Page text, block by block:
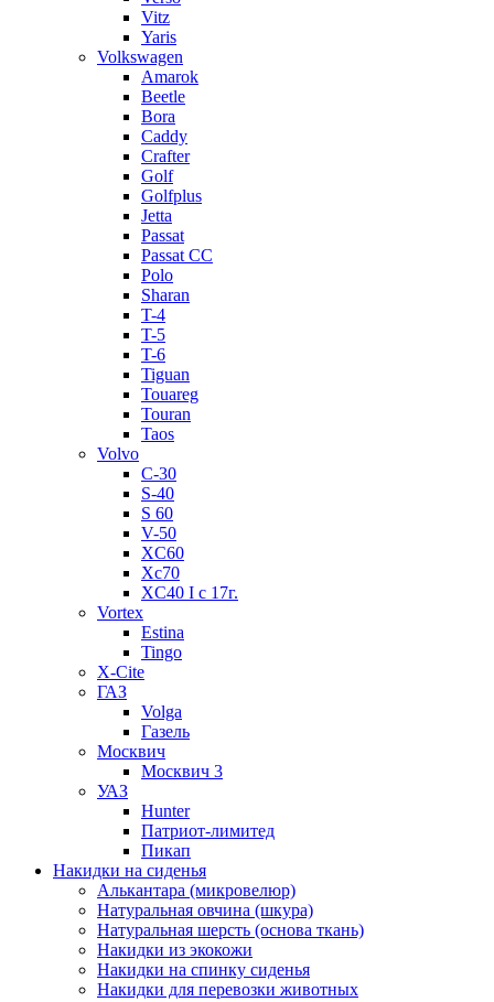
Vitz
Yaris
Volkswagen
Amarok
Beetle
Bora
Caddy
Crafter
Golf
Golfplus
Jetta
Passat
Passat CC
Polo
Sharan
T-4
T-5
T-6
Tiguan
Touareg
Touran
Taos
Volvo
C-30
S-40
S 60
V-50
XC60
Xc70
XC40 I c 17г.
Vortex
Estina
Tingo
X-Cite
ГАЗ
Volga
Газель
Москвич
Москвич 3
УАЗ
Hunter
Патриот-лимитед
Пикап
Накидки на сиденья
Алькантара (микровелюр)
Натуральная овчина (шкура)
Натуральная шерсть (основа ткань)
Накидки из экокожи
Накидки на спинку сиденья
Накидки для перевозки животных